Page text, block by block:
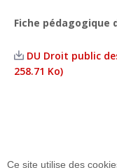
Fiche pédagogique
DU Droit public
258.71 Ko)
Ce site utilise des